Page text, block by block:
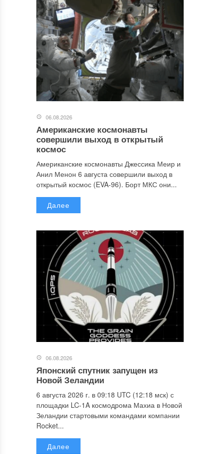
06.08.2026
Американские космонавты
совершили выход в открытый
космос
Американские космонавты Джессика Меир и
Анил Менон 6 августа совершили выход в
открытый космос (EVA-96). Борт МКС они...
Далее
06.08.2026
Японский спутник запущен из
Новой Зеландии
6 августа 2026 г. в 09:18 UTC (12:18 мск) с
площадки LC-1A космодрома Махиа в Новой
Зеландии стартовыми командами компании
Rocket...
Далее